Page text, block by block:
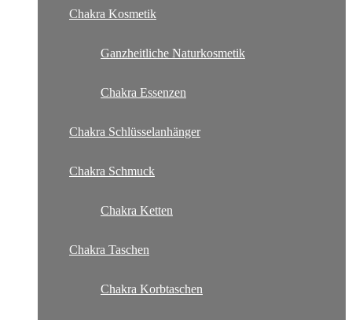
Chakra Kosmetik
Ganzheitliche Naturkosmetik
Chakra Essenzen
Chakra Schlüsselanhänger
Chakra Schmuck
Chakra Ketten
Chakra Taschen
Chakra Korbtaschen